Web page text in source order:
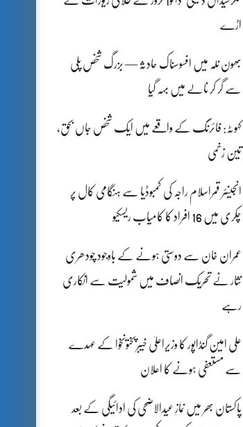
اڑے
بھون نلہ میں افسوسناک حادثہ — بزرگ شخص پلی
سے گر کر نالے میں بہہ گیا
کہوٹہ: فائرنگ کے واقعے میں ایک شخص جاں بحق،
تین زخمی
انجینئر قمراسلام راجہ کی کمبوڈیا سے ہنگامی کال پر
چکری میں 16 افراد کا کامیاب ریسکیو
عمران خان سے دوستی ہونے کے باوجود چودھری
نثار نے تحریک انصاف میں شمولیت سے انکاری
رہے
علی امین گنڈاپور کا وزیراعلیٰ خیبرپختونخوا کے عہدے
سے مستعفی ہونے کا اعلان
پاکستان بھر میں نمازِ عیدالاضحی کی ادائیگی کے بعد